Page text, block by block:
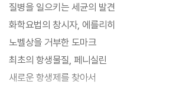
질병을 일으키는 세균의 발견
화학요법의 창시자, 에를리히
노벨상을 거부한 도마크
최초의 항생물질, 페니실린
새로운 항생제를 찾아서